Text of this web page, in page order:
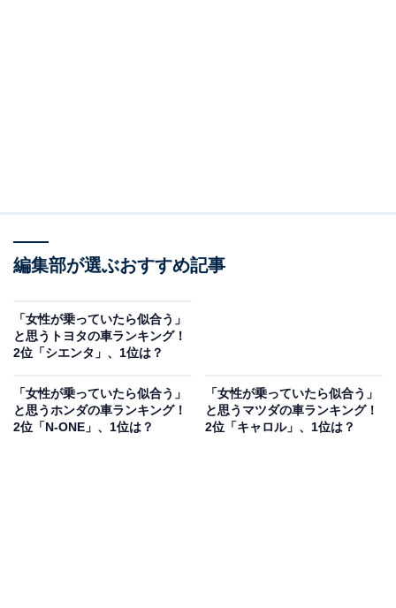
編集部が選ぶおすすめ記事
「女性が乗っていたら似合う」
と思うトヨタの車ランキング！
2位「シエンタ」、1位は？
「女性が乗っていたら似合う」
と思うホンダの車ランキング！
2位「N-ONE」、1位は？
「女性が乗っていたら似合う」
と思うマツダの車ランキング！
2位「キャロル」、1位は？